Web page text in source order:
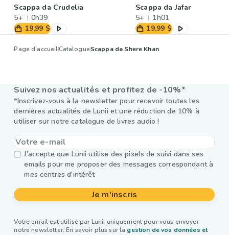
Scappa da Crudelia
5+
0h39
19,99 $
Scappa da Jafar
5+
1h01
19,99 $
Page d'accueilCatalogueScappa da Shere Khan
Suivez nos actualités et profitez de -10%*
*Inscrivez-vous à la newsletter pour recevoir toutes les
dernières actualités de Lunii et une réduction de 10% à
utiliser sur notre catalogue de livres audio !
J’accepte que Lunii utilise des pixels de suivi dans ses
emails pour me proposer des messages correspondant à
mes centres d'intérêt
Je m'inscris
Votre email est utilisé par Lunii uniquement pour vous envoyer
notre newsletter. En savoir plus sur la gestion de vos données et